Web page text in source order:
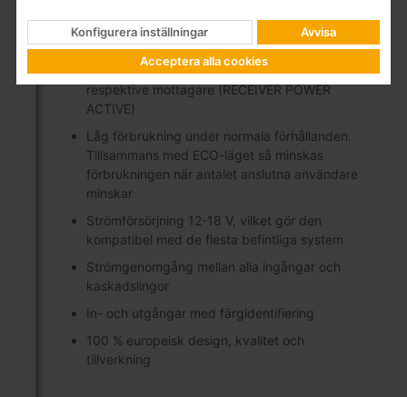
Flera strömförsörjningsalternativ: Från
strömförsörjningen, via genomgången från
satellit (ingångar/utgångar) eller direkt från
respektive mottagare (RECEIVER POWER
ACTIVE)
Låg förbrukning under normala förhållanden.
Tillsammans med ECO-läget så minskas
förbrukningen när antalet anslutna användare
minskar
Strömförsörjning 12-18 V, vilket gör den
kompatibel med de flesta befintliga system
Strömgenomgång mellan alla ingångar och
kaskadslingor
In- och utgångar med färgidentifiering
100 % europeisk design, kvalitet och
tillverkning
Konfigurera inställningar
Avvisa
Acceptera alla cookies